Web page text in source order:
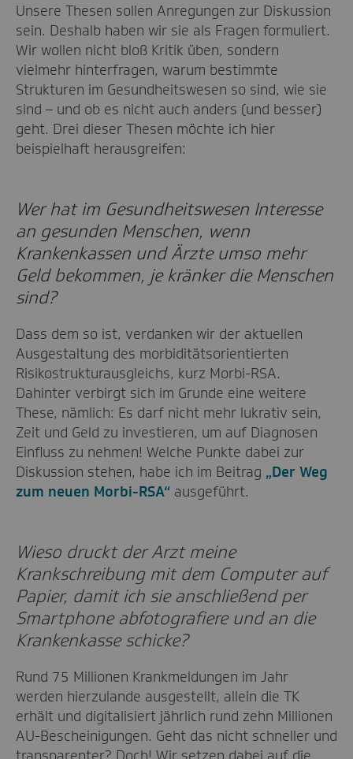
Unsere Thesen sollen Anregungen zur Diskussion
sein. Deshalb haben wir sie als Fragen formuliert.
Wir wollen nicht bloß Kritik üben, sondern
vielmehr hinterfragen, warum bestimmte
Strukturen im Gesundheitswesen so sind, wie sie
sind – und ob es nicht auch anders (und besser)
geht. Drei dieser Thesen möchte ich hier
beispielhaft herausgreifen:
Wer hat im Gesundheitswesen Interesse
an gesunden Menschen, wenn
Krankenkassen und Ärzte umso mehr
Geld bekommen, je kränker die Menschen
sind?
Dass dem so ist, verdanken wir der aktuellen
Ausgestaltung des morbiditätsorientierten
Risikostrukturausgleichs, kurz Morbi-RSA.
Dahinter verbirgt sich im Grunde eine weitere
These, nämlich: Es darf nicht mehr lukrativ sein,
Zeit und Geld zu investieren, um auf Diagnosen
Einfluss zu nehmen! Welche Punkte dabei zur
Diskussion stehen, habe ich im Beitrag „Der Weg
zum neuen Morbi-RSA“ ausgeführt.
Wieso druckt der Arzt meine
Krankschreibung mit dem Computer auf
Papier, damit ich sie anschließend per
Smartphone abfotografiere und an die
Krankenkasse schicke?
Rund 75 Millionen Krankmeldungen im Jahr
werden hierzulande ausgestellt, allein die TK
erhält und digitalisiert jährlich rund zehn Millionen
AU-Bescheinigungen. Geht das nicht schneller und